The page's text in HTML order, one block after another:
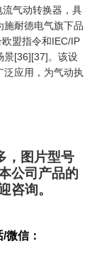
气动转换器，具
施耐德电气旗下品
盟指令和IEC/IP
景[36][37]。该设
应用，为气动执
，图片型号
公司产品的
咨询。
/微信：